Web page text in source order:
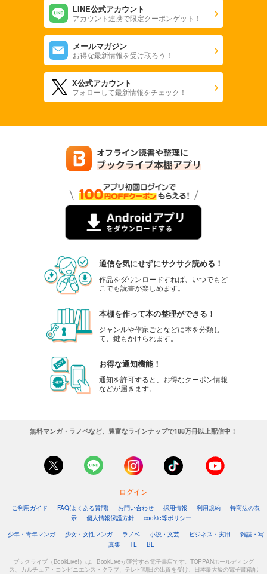
LINE公式アカウント
アカウント連携で限定クーポンゲット！
メールマガジン
お得な最新情報を受け取ろう！
X公式アカウント
フォローして最新情報をチェック！
通信を気にせずにサクサク読める！
作品をダウンロードすれば、いつでもど
こでも読書が楽しめます。
本棚を作って本の整理ができる！
ジャンルや作家ごとなどに本を分類し
て、鍵もかけられます。
お得な通知機能！
通知を許可すると、お得なクーポン情報
などが届きます。
無料マンガ・ラノベなど、豊富なラインナップで188万冊以上配信中！
ログイン
ご利用ガイド FAQ(よくある質問) お問い合わせ 採用情報 利用規約
特商法の表
示
個人情報保護方針
cookie等ポリシー
少年・青年マンガ
少女・女性マンガ ラノベ 小説・文芸 ビジネス・実用
雑誌・写
真集
TL BL
ブックライブ（BookLive!）は、BookLiveが運営する電子書店です。TOPPANホールディング
ス、カルチュア・コンビニエンス・クラブ、テレビ朝日の出資を受け、日本最大級の電子書籍配